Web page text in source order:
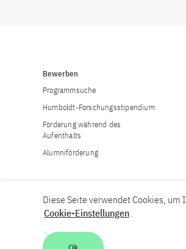
Bewerben
Programmsuche
Humboldt-Forschungsstipendium
Förderung während des
Aufenthalts
Alumniförderung
Diese Seite verwendet Cookies,
Cookie-Einstellungen.